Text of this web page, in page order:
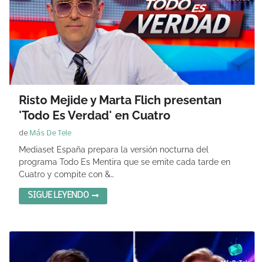
Risto Mejide y Marta Flich presentan
'Todo Es Verdad' en Cuatro
de Más De Tele
Mediaset España prepara la versión nocturna del
programa Todo Es Mentira que se emite cada tarde en
Cuatro y compite con &…
SIGUE LEYENDO